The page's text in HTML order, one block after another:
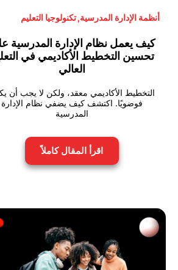
أنظمة الإدارة المدرسية,تكنولوجيا التعليم
كيف يعمل نظام الإدارة المدرسية
تحسين التخطيط الأكاديمي في
العالي
التخطيط الأكاديمي معقد، ولكن لا يجب أن
فوضويًا. اكتشف كيف يضفي نظام الإدارة
المدرسية
اقرأ المقال كاملاً